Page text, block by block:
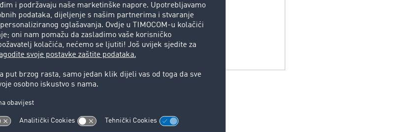
zemlje, vode ili zrakom.